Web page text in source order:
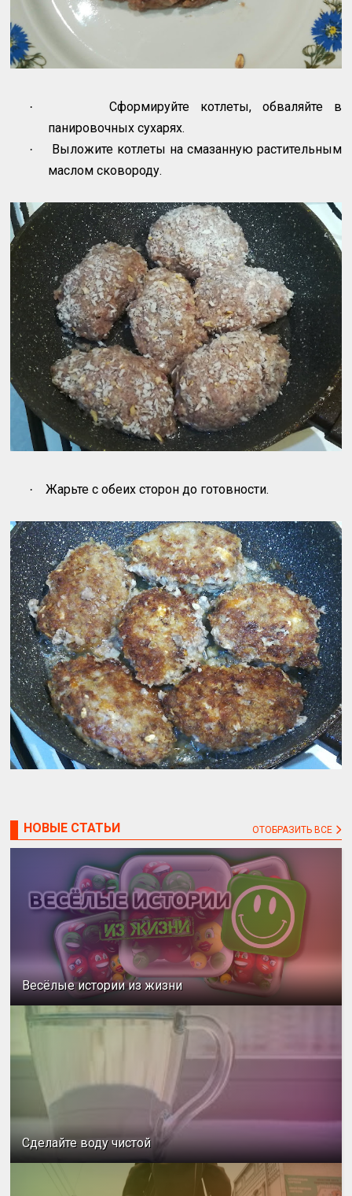
·
Сформируйте котлеты, обваляйте в
панировочных сухарях.
·
Выложите котлеты на смазанную растительным
маслом сковороду.
· Жарьте с обеих сторон до готовности.
НОВЫЕ СТАТЬИ ОТОБРАЗИТЬ ВСЕ
Весёлые истории из жизни
Сделайте воду чистой